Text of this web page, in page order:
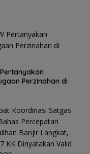
Perzinahan di